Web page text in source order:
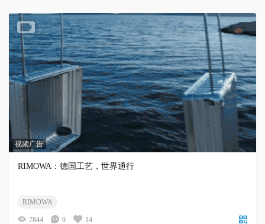
视频广告
RIMOWA：德国工艺，世界通行
RIMOWA
7844 0 14